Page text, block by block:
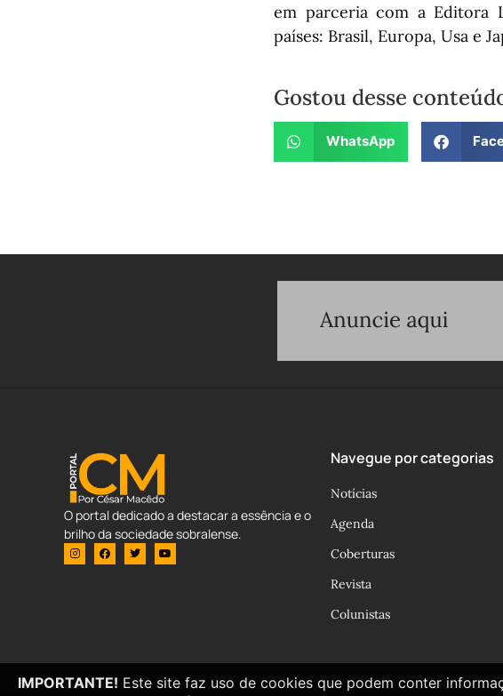
em parceria com a Editora
países: Brasil, Europa, Usa e
Gostou desse
WhatsApp
O portal dedicado a destacar a essência e o
brilho da sociedade sobralense.
Navegue por categorias
Notícias
Agenda
Coberturas
Revista
Colunistas
IMPORTANTE! Este site faz uso de cookies que podem conter